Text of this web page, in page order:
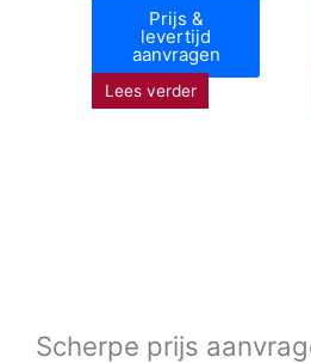
Prijs &
levertijd
aanvragen
Lees verder
Scherpe prijs